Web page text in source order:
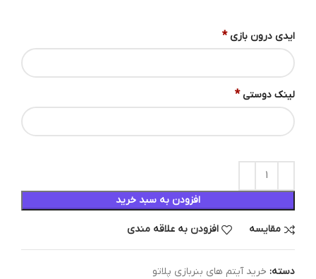
ایدی درون بازی *
لینک دوستی *
افزودن به سبد خرید
مقایسه افزودن به علاقه مندی
دسته: خرید آیتم های بنربازی پلاتو